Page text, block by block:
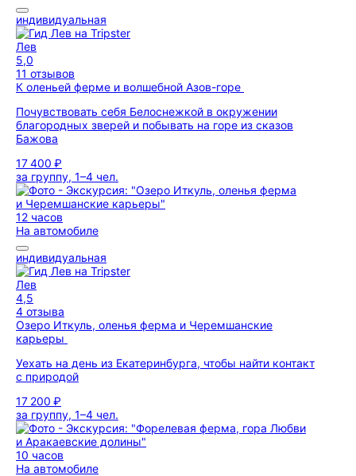
индивидуальная
Лев
5,0
11 отзывов
К оленьей ферме и волшебной Азов-горе
Почувствовать себя Белоснежкой в окружении
благородных зверей и побывать на горе из сказов
Бажова
17 400 ₽
за группу, 1–4 чел.
12 часов
На автомобиле
индивидуальная
Лев
4,5
4 отзыва
Озеро Иткуль, оленья ферма и Черемшанские
карьеры
Уехать на день из Екатеринбурга, чтобы найти контакт
с природой
17 200 ₽
за группу, 1–4 чел.
10 часов
На автомобиле